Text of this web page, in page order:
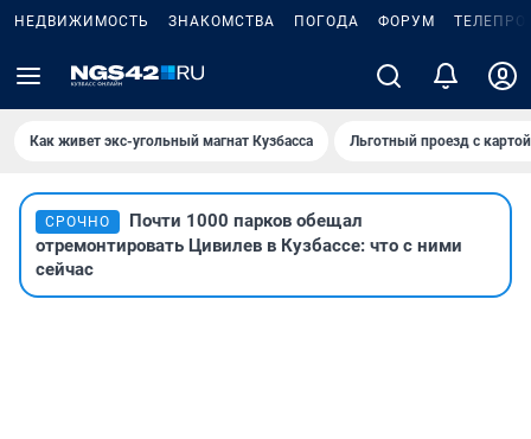
НЕДВИЖИМОСТЬ ЗНАКОМСТВА ПОГОДА ФОРУМ
Как живет экс-угольный магнат Кузбасса Льготный проезд с
СРОЧНО
Почти 1000 парков обещал
отремонтировать Цивилев в Кузбассе: что с ними
сейчас